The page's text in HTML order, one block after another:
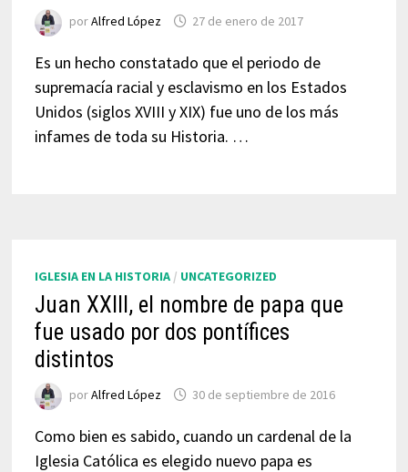
porAlfred López 27 de enero de 2017
Es un hecho constatado que el periodo de
supremacía racial y esclavismo en los Estados
Unidos (siglos XVIII y XIX) fue uno de los más
infames de toda su Historia. …
IGLESIA EN LA HISTORIA/ UNCATEGORIZED
Juan XXIII, el nombre de papa que
fue usado por dos pontífices
distintos
porAlfred López 30 de septiembre de 2016
Como bien es sabido, cuando un cardenal de la
Iglesia Católica es elegido nuevo papa es